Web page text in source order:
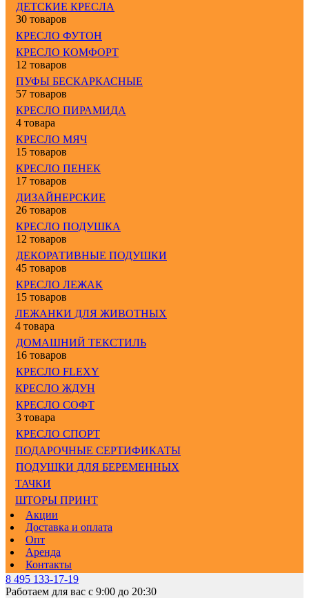
ДЕТСКИЕ КРЕСЛА
30 товаров
КРЕСЛО ФУТОН
КРЕСЛО КОМФОРТ
12 товаров
ПУФЫ БЕСКАРКАСНЫЕ
57 товаров
КРЕСЛО ПИРАМИДА
4 товара
КРЕСЛО МЯЧ
15 товаров
КРЕСЛО ПЕНЕК
17 товаров
ДИЗАЙНЕРСКИЕ
26 товаров
КРЕСЛО ПОДУШКА
12 товаров
ДЕКОРАТИВНЫЕ ПОДУШКИ
45 товаров
КРЕСЛО ЛЕЖАК
15 товаров
ЛЕЖАНКИ ДЛЯ ЖИВОТНЫХ
4 товара
ДОМАШНИЙ ТЕКСТИЛЬ
16 товаров
КРЕСЛО FLEXY
КРЕСЛО ЖДУН
КРЕСЛО СОФТ
3 товара
КРЕСЛО СПОРТ
ПОДАРОЧНЫЕ СЕРТИФИКАТЫ
ПОДУШКИ ДЛЯ БЕРЕМЕННЫХ
ТАЧКИ
ШТОРЫ ПРИНТ
Акции
Доставка и оплата
Опт
Аренда
Контакты
8 495 133-17-19
Работаем для вас с 9:00 до 20:30